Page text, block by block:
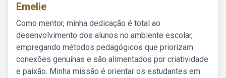
Emelie
Como mentor, minha dedicação é total ao
desenvolvimento dos alunos no ambiente escolar,
empregando métodos pedagógicos que priorizam
conexões genuínas e são alimentados por criatividade
e paixão. Minha missão é orientar os estudantes em